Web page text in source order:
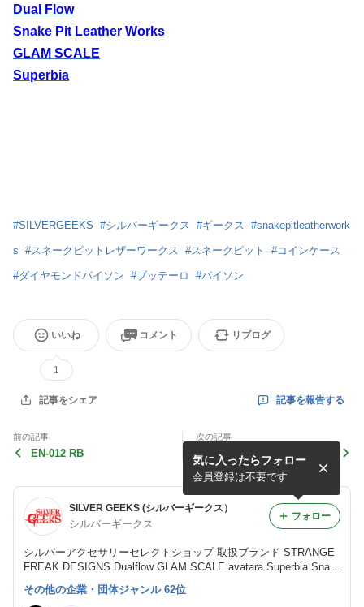
Dual Flow
Snake Pit Leather Works
GLAM SCALE
Superbia
#SILVERGEEKS #シルバーギークス #ギークス #snakepitleatherwork
s #スネークピットレザーワークス #スネークピット #コインケース
#ダイヤモンドパイソン #ブッテーロ #パイソン
いいね
1
コメント リブログ
記事をシェア 記事を報告する
前の記事
EN-012 RB
次の記事
※超重要 GS × SPLW イベ
ント延期のお知らせ
SILVER GEEKS (シルバーギークス）
シルバーギークス
シルバーアクセサリーセレクトショップ 取扱ブランド STRANGE
FREAK DESIGNS Dualflow GLAM SCALE avatara Superbia Snak
e Pit Leather Works
気に入ったらフォロー
会員登録は不要です
フォロー
その他の企業・団体ジャンル 62位